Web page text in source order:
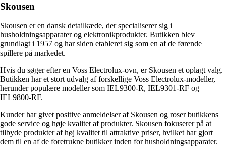
Skousen
Skousen er en dansk detailkæde, der specialiserer sig i
husholdningsapparater og elektronikprodukter. Butikken blev
grundlagt i 1957 og har siden etableret sig som en af de førende
spillere på markedet.
Hvis du søger efter en Voss Electrolux-ovn, er Skousen et oplagt valg.
Butikken har et stort udvalg af forskellige Voss Electrolux-modeller,
herunder populære modeller som IEL9300-R, IEL9301-RF og
IEL9800-RF.
Kunder har givet positive anmeldelser af Skousen og roser butikkens
gode service og høje kvalitet af produkter. Skousen fokuserer på at
tilbyde produkter af høj kvalitet til attraktive priser, hvilket har gjort
dem til en af de foretrukne butikker inden for husholdningsapparater.